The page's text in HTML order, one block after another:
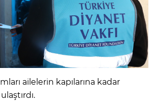
ailelerin kapılarına kadar